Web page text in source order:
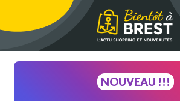
ACCUEIL
CENTRE-VILLE & PORTS
NOUVEAU !!!